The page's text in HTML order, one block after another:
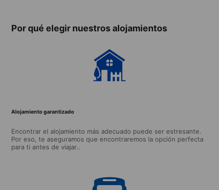
el 22/08/2026
estudiantes
menores de 18
años y Jóvenes
Adultos)
Por qué elegir nuestros alojamientos
Alojamiento garantizado
Encontrar el alojamiento más adecuado puede ser estresante.
Por eso, te aseguramos que encontraremos la opción perfecta
para ti antes de viajar..